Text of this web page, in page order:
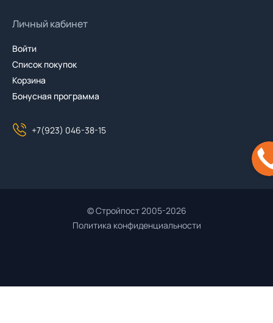
Личный кабинет
Войти
Список покупок
Корзина
Бонусная программа
+7(923) 046-38-15
© Стройпост 2005-2026
Политика конфиденциальности